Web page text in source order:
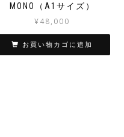
MONO（A1サイズ）
¥48,000
お買い物カゴに追加